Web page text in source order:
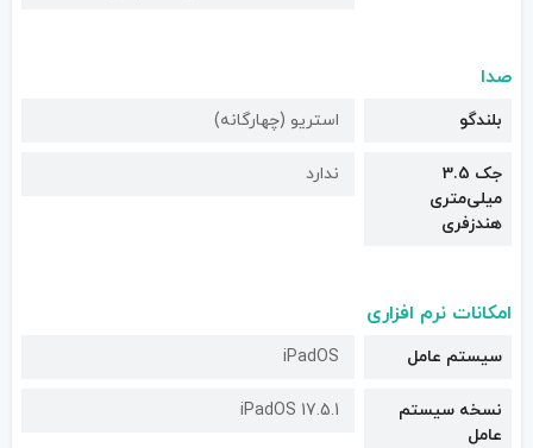
صدا
بلندگو استریو (چهارگانه)
جک 3.5
میلی‌متری
هندزفری
ندارد
امکانات نرم افزاری
سیستم عامل iPadOS
نسخه سیستم
عامل
iPadOS 17.5.1